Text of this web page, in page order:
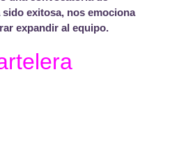
exitosa, nos emociona
expandir al equipo.